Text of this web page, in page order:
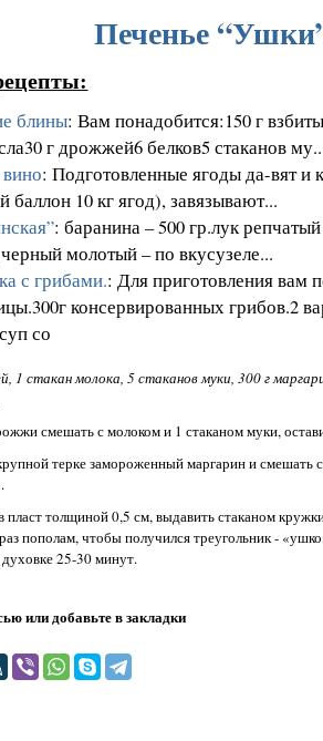
Печенье
блины: Вам понадобится:150 г
г дрожжей6 белков5 стаканов
: Подготовленные ягоды да-вят и
баллон 10 кг ягод), завязывают...
: баранина – 500 гр.лук
молотый – по вкусузеле...
с грибами.: Для приготовления вам
консервированных грибов.2
со
1 стакан молока, 5 стаканов муки, 300 г
смешать с молоком и 1 стаканом муки,
терке замороженный маргарин и смешать
пласт толщиной 0,5 см, выдавить стаканом
пополам, чтобы получился треугольник -
25-30 минут.
или добавьте в закладки